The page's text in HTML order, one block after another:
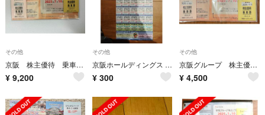
その他
京阪 株主優待 乗車券19枚
¥ 9,200
その他
京阪ホールディングス 株主優待券
¥ 300
その他
京阪グループ 株主優待 2025年7月10日まで ひらかたパーク入園券など
¥ 4,500